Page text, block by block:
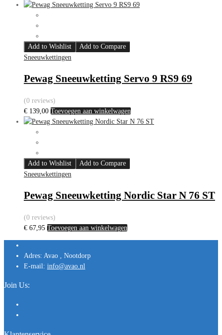
Add to Wishlist
Add to Compare
Sneeuwkettingen
Pewag Sneeuwketting Servo 9 RS9 69
(0 reviews)
€ 139,00 Toevoegen aan winkelwagen
Add to Wishlist
Add to Compare
Sneeuwkettingen
Pewag Sneeuwketting Nordic Star N 76 ST
(0 reviews)
€ 67,95 Toevoegen aan winkelwagen
Adres: Avao , Nootdorp
E-mail: info@avao.nl
Join Us: